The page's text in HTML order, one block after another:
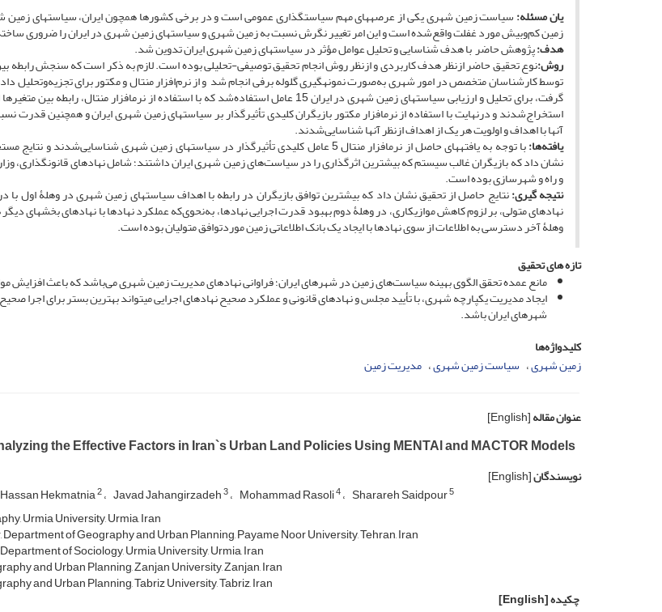
یان مسئله:سیاست زمین شهری یکی از عرصه­های مهم سیاست­گذاری عمومی است و در برخی کشورها همچون ایران، سیاست­های زمین
زمین کم‌وبیش مورد غفلت واقع‌شده است و این امر تغییر نگرش نسبت به زمین شهری و سیاست­های زمین شهری در ایران را ضروری
هدف:پژوهش حاضر با هدف شناسایی و تحلیل عوامل مؤثر در سیاست­های زمین شهری ایران تدوین شد.
روش:نوع تحقیق حاضر ازنظر هدف کاربردی و ازنظر روش انجام تحقیق توصیفی-تحلیلی بوده است. لازم به ذکر است که سنجش رابطه
توسط کارشناسان متخصص در امور شهری به‌صورت نمونه­گیری گلوله برفی انجام شد و از نرم‌افزار منتال و مکتور برای تجزیه‌وتحلیل
گرفت­، برای تحلیل و ارزیابی سیاست­های زمین شهری در ایران 15 عامل استفاده‌شد که با استفاده از نرم­افزار منتال­،
استخراج‌شدند و درنهایت با استفاده از نرم­افزار مکتور بازیگران کلیدی تأثیرگذار بر سیاست­های زمین شهری ایران و همچنین قدرت
آن­ها با اهداف و اولویت هر یک از اهداف ازنظر آن­ها شناسایی‌شدند.
یافته‌ها: با توجه به یافته­های حاصل از نرم­افزار منتال 5 عامل کلیدی تأثیرگذار در سیاست­های زمین شهری شناسایی‌شدند
نشان داد که بازیگران غالب سیستم که بیشترین اثرگذاری را در سیاست‌های زمین شهری ایران داشتند؛ شامل نهادهای قانون­گذاری،
و راه و شهرسازی بوده است.
نتیجه ­گیری:نتایج حاصل از تحقیق نشان داد که بیشترین توافق بازیگران در رابطه با اهداف سیاست­های زمین شهری در وهلۀ اول با
نهادهای متولی، بر لزوم کاهش موازی­کاری، در وهلۀ دوم بهبود قدرت اجرایی نهادها، به‌نحوی‌که عملکرد نهادها با نهادهای بخش­های
وهلۀ آخر دسترسی به اطلاعات از سوی نهادها با ایجاد یک بانک اطلاعاتی زمین موردتوافق متولیان بوده است.
تازه های تحقیق
مانع عمده تحقق الگوی بهینه سیاست‌های زمین در شهرهای ایران؛ فراوانی نهادهای مدیریت زمین شهری می‌باشد که باعث افزایش
ایجاد مدیریت یکپارچه شهری، با تأیید مجلس و نهادهای قانونی و عملکرد صحیح نهادهای اجرایی می­تواند بهترین بستر برای اجرا
شهرهای ایران باشد.
کلیدواژه‌ها
زمین شهری سیاست زمین شهری مدیریت زمین
عنوان مقاله[English]
the Effective Factors in Iran`s Urban Land Policies Using MENTAl and MACTOR Models
نویسندگان[English]
Hassan Hekmatnia2 Javad Jahangirzadeh3 Mohammad Rasoli4 Sharareh Saidpour5
Urmia University, Urmia, Iran
of Geography and Urban Planning, Payame Noor University, Tehran, Iran
of Sociology, Urmia University, Urmia, Iran
and Urban Planning, Zanjan University, Zanjan, Iran
and Urban Planning, Tabriz University, Tabriz, Iran
چکیده[English]